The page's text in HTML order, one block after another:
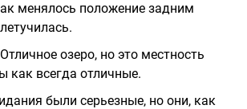
менялось положение задним
Отличное озеро, но это местность
как всегда отличные.
были серьезные, но они, как